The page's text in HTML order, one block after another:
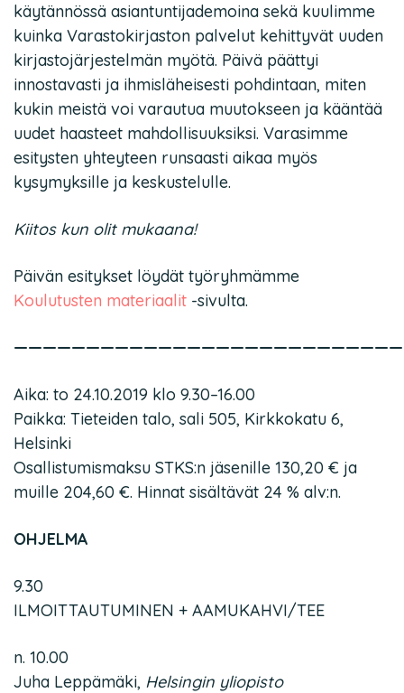
käytännössä asiantuntijademoina sekä kuulimme
kuinka Varastokirjaston palvelut kehittyvät uuden
kirjastojärjestelmän myötä. Päivä päättyi
innostavasti ja ihmisläheisesti pohdintaan, miten
kukin meistä voi varautua muutokseen ja kääntää
uudet haasteet mahdollisuuksiksi. Varasimme
esitysten yhteyteen runsaasti aikaa myös
kysymyksille ja keskustelulle.
Kiitos kun olit mukaana!
Päivän esitykset löydät työryhmämme
Koulutusten materiaalit -sivulta.
Aika: to 24.10.2019 klo 9.30–16.00
Paikka: Tieteiden talo, sali 505, Kirkkokatu 6,
Helsinki
Osallistumismaksu STKS:n jäsenille 130,20 € ja
muille 204,60 €. Hinnat sisältävät 24 % alv:n.
OHJELMA
9.30
ILMOITTAUTUMINEN + AAMUKAHVI/TEE
n. 10.00
Juha Leppämäki, Helsingin yliopisto